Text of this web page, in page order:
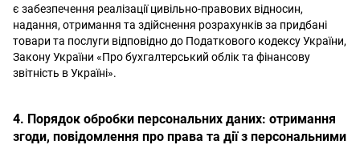
є забезпечення реалізації цивільно-правових відносин,
надання, отримання та здійснення розрахунків за придбані
товари та послуги відповідно до Податкового кодексу України,
Закону України «Про бухгалтерський облік та фінансову
звітність в Україні».
4. Порядок обробки персональних даних: отримання
згоди, повідомлення про права та дії з персональними